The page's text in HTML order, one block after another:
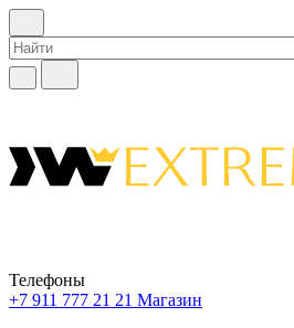
Телефоны
+7 911 777 21 21 Магазин